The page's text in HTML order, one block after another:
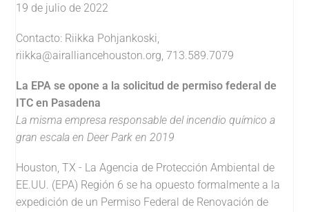
19 de julio de 2022
Contacto: Riikka Pohjankoski,
riikka@airalliancehouston.org, 713.589.7079
La EPA se opone a la solicitud de permiso federal de
ITC en Pasadena
La misma empresa responsable del incendio químico a
gran escala en Deer Park en 2019
Houston, TX - La Agencia de Protección Ambiental de
EE.UU. (EPA) Región 6 se ha opuesto formalmente a la
expedición de un Permiso Federal de Renovación de